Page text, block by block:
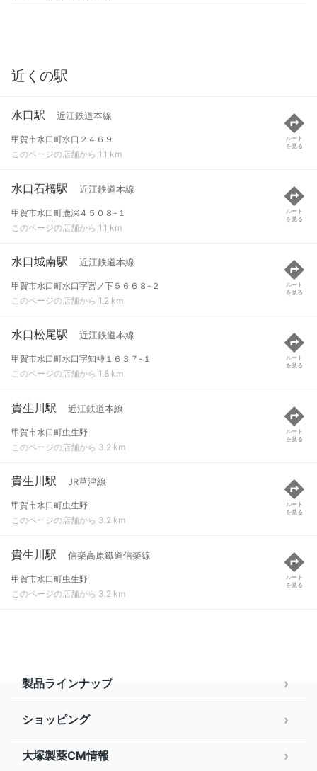
近くの駅
水口駅 近江鉄道本線
甲賀市水口町水口２４６９
このページの店舗から 1.1 km
ルート
を見る
水口石橋駅 近江鉄道本線
甲賀市水口町鹿深４５０８-１
このページの店舗から 1.1 km
ルート
を見る
水口城南駅 近江鉄道本線
甲賀市水口町水口字宮ノ下５６６８-２
このページの店舗から 1.2 km
ルート
を見る
水口松尾駅 近江鉄道本線
甲賀市水口町水口字知神１６３７-１
このページの店舗から 1.8 km
ルート
を見る
貴生川駅 近江鉄道本線
甲賀市水口町虫生野
このページの店舗から 3.2 km
ルート
を見る
貴生川駅 JR草津線
甲賀市水口町虫生野
このページの店舗から 3.2 km
ルート
を見る
貴生川駅 信楽高原鐵道信楽線
甲賀市水口町虫生野
このページの店舗から 3.2 km
ルート
を見る
製品ラインナップ
ショッピング
大塚製薬CM情報